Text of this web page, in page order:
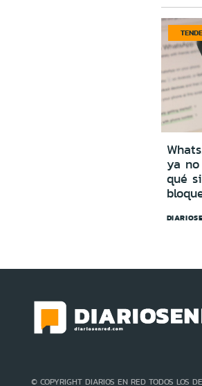
ya
qué
© COPYRIGHT DIARIOS EN RED TODOS LOS